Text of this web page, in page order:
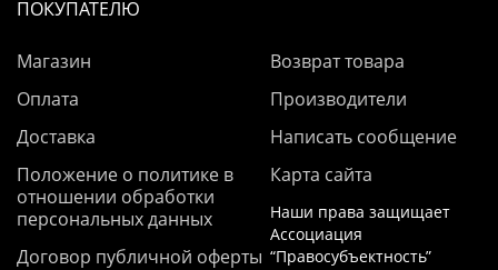
ПОКУПАТЕЛЮ
Магазин
Оплата
Доставка
Положение о политике в
отношении обработки
персональных данных
Договор публичной оферты
Возврат товара
Производители
Написать сообщение
Карта сайта
Наши права защищает
Ассоциация
“Правосубъектность”